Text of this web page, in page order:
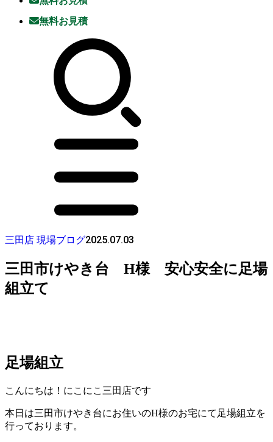
無料お見積
三田店 現場ブログ2025.07.03
三田市けやき台 H様 安心安全に足場
組立て
足場組立
こんにちは！にこにこ三田店です
本日は三田市けやき台にお住いのH様のお宅にて足場組立を
行っております。